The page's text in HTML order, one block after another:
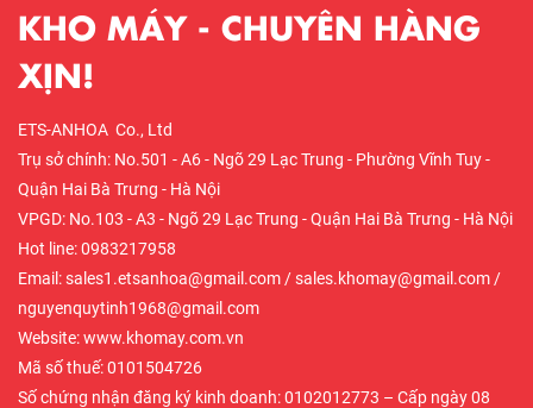
KHO MÁY - CHUYÊN HÀNG
XỊN!
ETS-ANHOA Co., Ltd
Trụ sở chính: No.501 - A6 - Ngõ 29 Lạc Trung - Phường Vĩnh Tuy -
Quận Hai Bà Trưng - Hà Nội
VPGD: No.103 - A3 - Ngõ 29 Lạc Trung - Quận Hai Bà Trưng - Hà Nội
Hot line: 0983217958
Email: sales1.etsanhoa@gmail.com / sales.khomay@gmail.com /
nguyenquytinh1968@gmail.com
Website: www.khomay.com.vn
Mã số thuế: 0101504726
Số chứng nhận đăng ký kinh doanh: 0102012773 – Cấp ngày 08